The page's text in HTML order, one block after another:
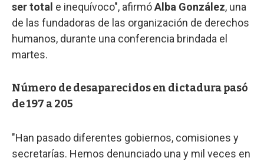
ser total e inequívoco", afirmóAlba González, una
de las fundadoras de las organización de derechos
humanos, durante una conferencia brindada el
martes.
Número de desaparecidos en dictadura pasó
de 197 a 205
"Han pasado diferentes gobiernos, comisiones y
secretarías. Hemos denunciado una y mil veces en